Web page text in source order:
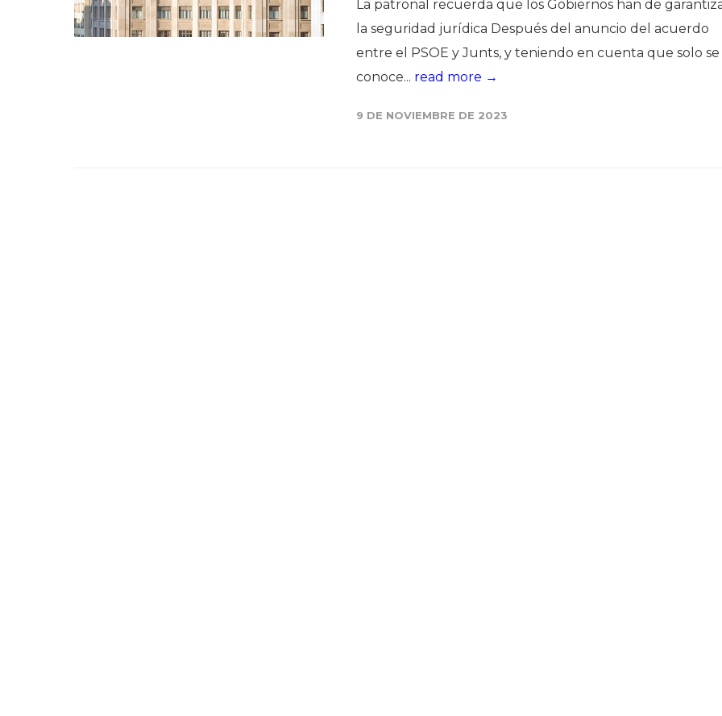
La patronal recuerda que los Gobiernos han de
la seguridad jurídica Después del anuncio del acuerdo
entre el PSOE y Junts, y teniendo en cuenta que solo se
conoce... read more →
9 DE NOVIEMBRE DE 2023